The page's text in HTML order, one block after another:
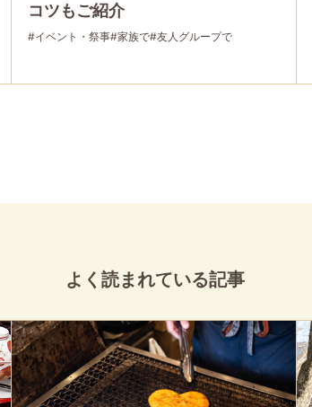
コツもご紹介
#イベント・祭事#家族で#友人グループで
よく読まれている記事